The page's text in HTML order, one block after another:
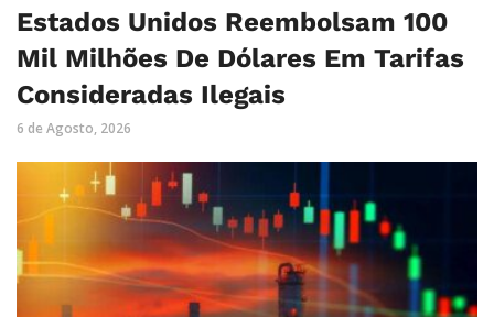
Estados Unidos Reembolsam 100
Mil Milhões De Dólares Em Tarifas
Consideradas Ilegais
6 de Agosto, 2026